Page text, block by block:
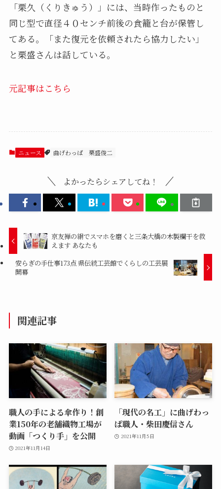
「栗久（くりきゅう）」には、当時作ったものと
同じ型で直径４０センチ前後の食籠と台が保管し
てある。「また復元を依頼されたら協力したい」
と栗盛さんは話している。
元記事はこちら
ニュース 曲げわっぱ 栗盛俊二
よかったらシェアしてね！
京友禅の絹でスマホを磨くと三条大橋の木製欄干を救
えます あなたも
安らぎの手仕事173点 県伝統工芸館でくらしの工芸展
開幕
関連記事
職人の手による傘作り！創
業150年の老舗織物工場が
動画「つくり手」を公開
2021年11月14日
「現代の名工」に曲げわっ
ぱ職人・柴田慶信さん
2021年11月5日